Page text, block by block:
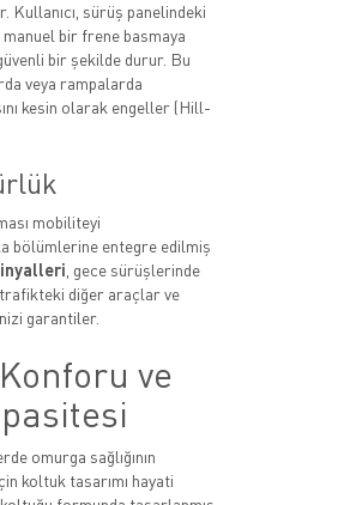
Kullanıcı, sürüş panelindeki
manuel bir frene basmaya
bir şekilde durur. Bu
veya rampalarda
kesin olarak engeller (Hill-
mobiliteyi
bölümlerine entegre edilmiş
, gece sürüşlerinde
diğer araçlar ve
garantiler.
ve
omurga sağlığının
koltuk tasarımı hayati